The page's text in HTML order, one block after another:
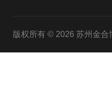
版权所有 © 2026 苏州金合